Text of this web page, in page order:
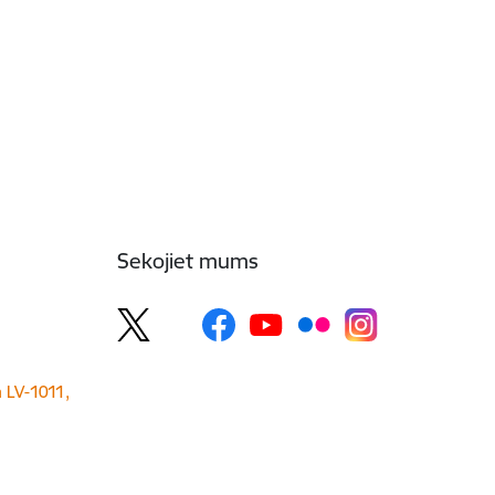
1011,
Sekojiet mums